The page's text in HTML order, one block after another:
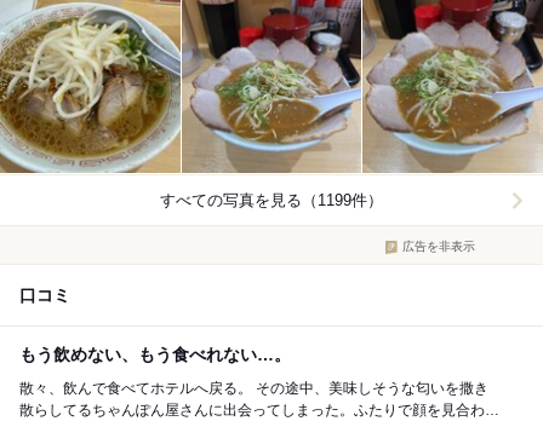
すべての写真を見る（1199件）
広告を非表示
口コミ
もう飲めない、もう食べれない…。
散々、飲んで食べてホテルへ戻る。 その途中、美味しそうな匂いを撒き
散らしてるちゃんぽん屋さんに出会ってしまった。ふたりで顔を見合わせ